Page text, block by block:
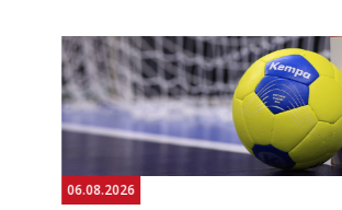
06.08.2026
Anterior